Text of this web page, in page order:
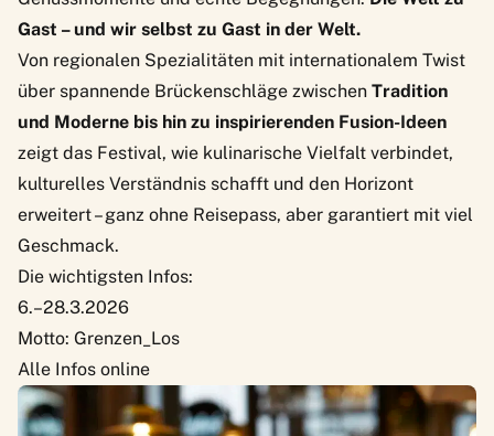
Gast – und wir selbst zu Gast in der Welt.
Von regionalen Spezialitäten mit internationalem Twist
über spannende Brückenschläge zwischen Tradition
und Moderne bis hin zu inspirierenden Fusion-Ideen
zeigt das Festival, wie kulinarische Vielfalt verbindet,
kulturelles Verständnis schafft und den Horizont
erweitert – ganz ohne Reisepass, aber garantiert mit viel
Geschmack.
Die wichtigsten Infos:
6.–28.3.2026
Motto: Grenzen_Los
Alle Infos online